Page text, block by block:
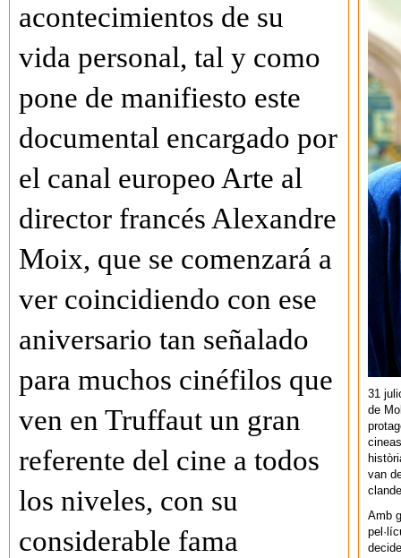
acontecimientos de su
vida personal, tal y como
pone de manifiesto este
documental encargado por
el canal europeo Arte al
director francés Alexandre
Moix, que se comenzará a
ver coincidiendo con ese
aniversario tan señalado
para muchos cinéfilos que
ven en Truffaut un gran
referente del cine a todos
los niveles, con su
considerable fama
31
de
van
Amb